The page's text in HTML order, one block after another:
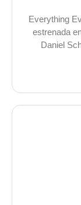
Everything
estrenada
Daniel